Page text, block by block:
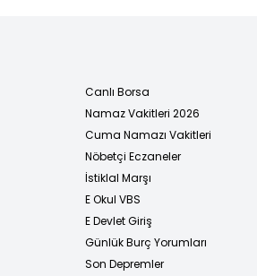
Canlı Borsa
Namaz Vakitleri 2026
Cuma Namazı Vakitleri
Nöbetçi Eczaneler
İstiklal Marşı
E Okul VBS
E Devlet Giriş
Günlük Burç Yorumları
Son Depremler